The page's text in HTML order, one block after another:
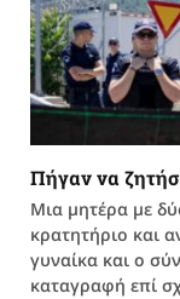
Πήγαν να
Μια μητέρα με
κρατητήριο και
γυναίκα και ο
καταγραφή επί